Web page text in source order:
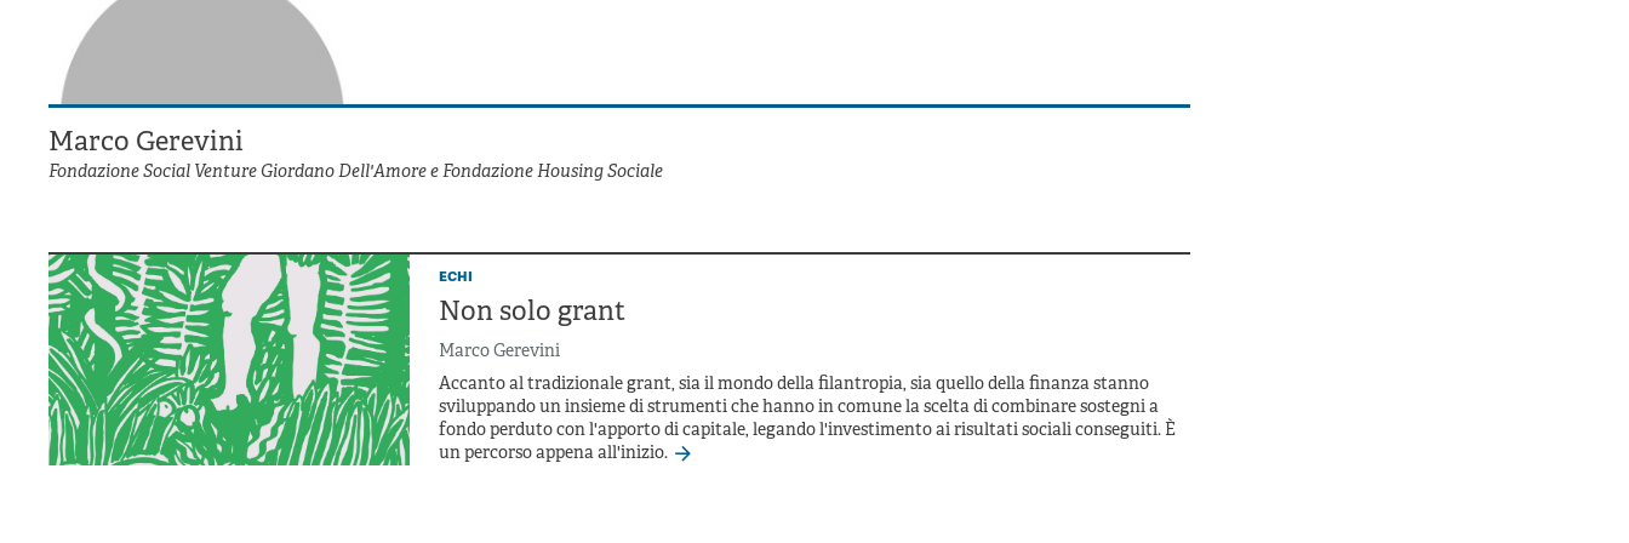
Marco Gerevini
Fondazione Social Venture Giordano Dell'Amore e Fondazione Housing Sociale
echi
Non solo grant
Marco Gerevini
Accanto al tradizionale grant, sia il mondo della filantropia, sia quello della finanza stanno
sviluppando un insieme di strumenti che hanno in comune la scelta di combinare sostegni a
fondo perduto con l'apporto di capitale, legando l'investimento ai risultati sociali conseguiti. È
un percorso appena all'inizio.